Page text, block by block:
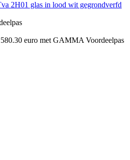
2H01 glas in lood wit gegrondverfd
euro met GAMMA Voordeelpas